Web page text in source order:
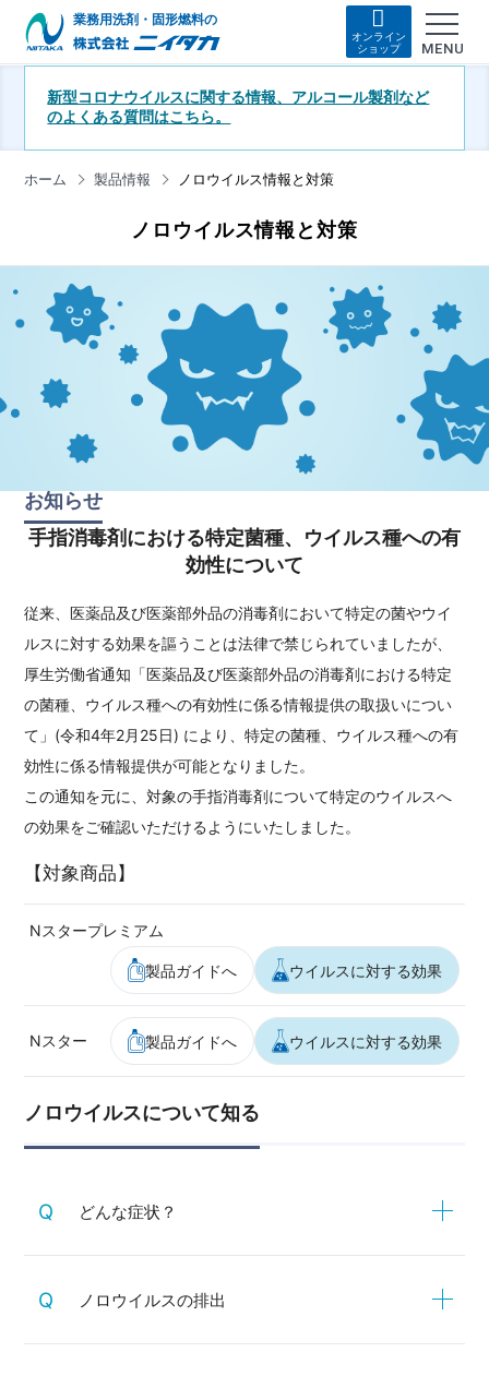
業務用洗剤・固形燃料の
オンライン
ショップ
MENU
新型コロナウイルスに関する情報、アルコール製剤など
のよくある質問はこちら。
ホーム 製品情報 ノロウイルス情報と対策
ノロウイルス情報と対策
お知らせ
手指消毒剤における特定菌種、ウイルス種への有
効性について
従来、医薬品及び医薬部外品の消毒剤において特定の菌やウイ
ルスに対する効果を謳うことは法律で禁じられていましたが、
厚生労働省通知「医薬品及び医薬部外品の消毒剤における特定
の菌種、ウイルス種への有効性に係る情報提供の取扱いについ
て」(令和4年2月25日) により、特定の菌種、ウイルス種への有
効性に係る情報提供が可能となりました。
この通知を元に、対象の手指消毒剤について特定のウイルスへ
の効果をご確認いただけるようにいたしました。
【対象商品】
Nスタープレミアム
製品ガイドへ ウイルスに対する効果
Nスター 製品ガイドへ ウイルスに対する効果
ノロウイルスについて知る
どんな症状？
ノロウイルスの排出